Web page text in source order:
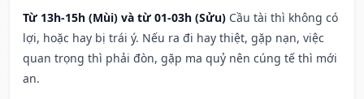
Từ 13h-15h (Mùi) và từ 01-03h (Sửu) Cầu tài thì không có
lợi, hoặc hay bị trái ý. Nếu ra đi hay thiệt, gặp nạn, việc
quan trọng thì phải đòn, gặp ma quỷ nên cúng tế thì mới
an.